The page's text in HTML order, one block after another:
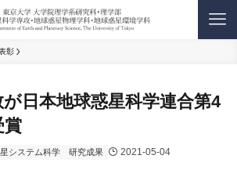
彰
日本地球惑星科学連合第4
賞
システム科学 研究成果 2021-05-04